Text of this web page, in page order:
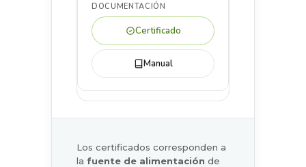
Certificado
Manual
Los certificados corresponden a
la fuente de alimentación de